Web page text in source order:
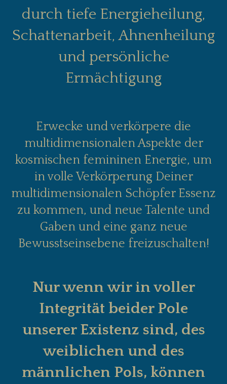
durch tiefe Energieheilung,
Schattenarbeit, Ahnenheilung
und persönliche
Ermächtigung
Erwecke und verkörpere die
multidimensionalen Aspekte der
kosmischen femininen Energie, um
in volle Verkörperung Deiner
multidimensionalen Schöpfer Essenz
zu kommen, und neue Talente und
Gaben und eine ganz neue
Bewusstseinsebene freizuschalten!
Nur wenn wir in voller
Integrität beider Pole
unserer Existenz sind, des
weiblichen und des
männlichen Pols, können